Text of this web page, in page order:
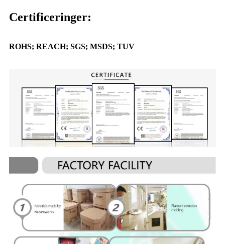
Certificeringer:
ROHS; REACH; SGS; MSDS; TUV